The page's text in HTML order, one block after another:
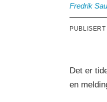
Fredrik
PUBLISERT
Det er
en